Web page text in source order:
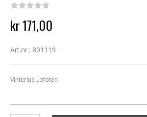
kr 171,00
Art.nr.: 801119
Vinterlue Lofoten